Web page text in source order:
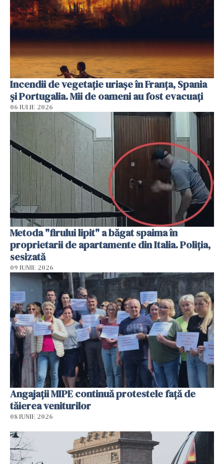
Incendii de vegetație uriașe în Franța, Spania
și Portugalia. Mii de oameni au fost evacuați
06 IULIE 2026
Metoda "firului lipit" a băgat spaima în
proprietarii de apartamente din Italia. Poliția,
sesizată
09 IUNIE 2026
Angajaţii MIPE continuă protestele faţă de
tăierea veniturilor
08 IUNIE 2026